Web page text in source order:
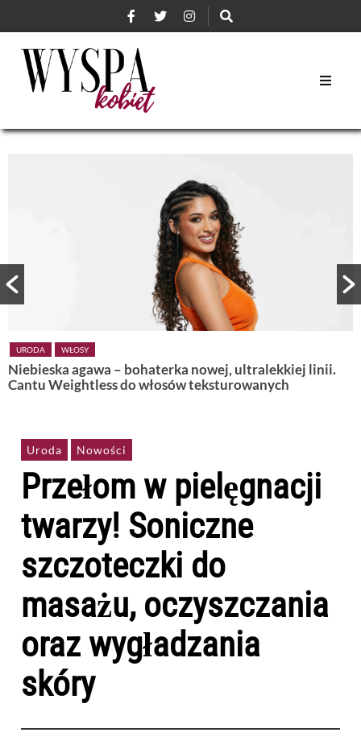
URODA WŁOSY
Niebieska agawa – bohaterka nowej, ultralekkiej linii.
Cantu Weightless do włosów teksturowanych
Uroda Nowości
Przełom w pielęgnacji
twarzy! Soniczne
szczoteczki do
masażu, oczyszczania
oraz wygładzania
skóry